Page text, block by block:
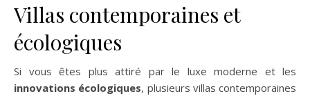
Villas contemporaines et
écologiques
Si vous êtes plus attiré par le luxe moderne et les
innovations écologiques, plusieurs villas contemporaines